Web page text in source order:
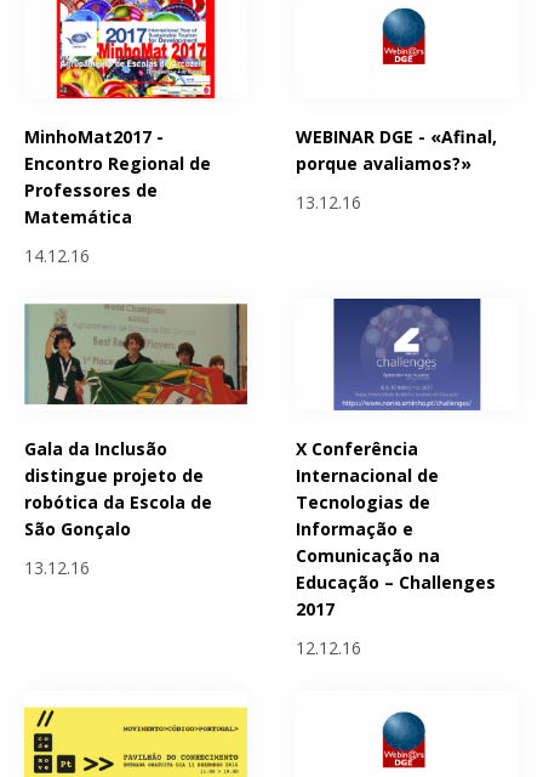
MinhoMat2017 -
Encontro Regional de
Professores de
Matemática
14.12.16
WEBINAR DGE - «Afinal,
porque avaliamos?»
13.12.16
Gala da Inclusão
distingue projeto de
robótica da Escola de
São Gonçalo
13.12.16
X Conferência
Internacional de
Tecnologias de
Informação e
Comunicação na
Educação – Challenges
2017
12.12.16
Páginas